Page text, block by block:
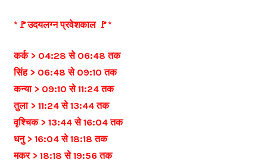
*🚩उदयलग्न प्रवेशकाल 🚩*
कर्क > 04:28 से 06:48 तक
सिंह > 06:48 से 09:10 तक
कन्या > 09:10 से 11:24 तक
तुला > 11:24 से 13:44 तक
वृश्चिक > 13:44 से 16:04 तक
धनु > 16:04 से 18:18 तक
मकर > 18:18 से 19:56 तक